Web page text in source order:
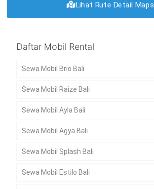
Lihat Rute Detail Maps
Daftar Mobil Rental
Sewa Mobil Brio Bali
Sewa Mobil Raize Bali
Sewa Mobil Ayla Bali
Sewa Mobil Agya Bali
Sewa Mobil Splash Bali
Sewa Mobil Estilo Bali